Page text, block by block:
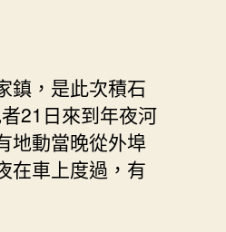
抗
震
救
災
任
鎮，是此次積石
21日來到年夜河
地動當晚從外埠
在車上度過，有